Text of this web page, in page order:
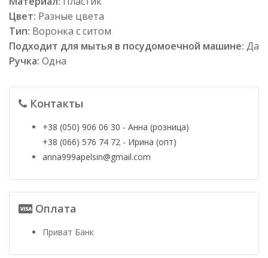
Цвет: Разные цвета
Тип: Воронка с ситом
Подходит для мытья в посудомоечной машине: Да
Ручка: Одна
Контакты
+38 (050) 906 06 30 - Анна (розница)
+38 (066) 576 74 72 - Ирина (опт)
anna999apelsin@gmail.com
Оплата
Приват Банк